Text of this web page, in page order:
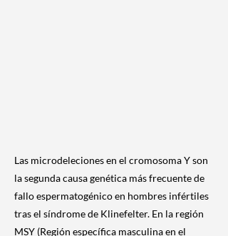
Las microdeleciones en el cromosoma Y son
la segunda causa genética más frecuente de
fallo espermatogénico en hombres infértiles
tras el síndrome de Klinefelter. En la región
MSY (Región específica masculina en el